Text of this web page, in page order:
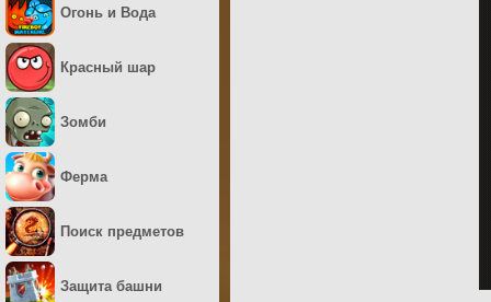
Огонь и Вода
Красный шар
Зомби
Ферма
Поиск предметов
Защита башни